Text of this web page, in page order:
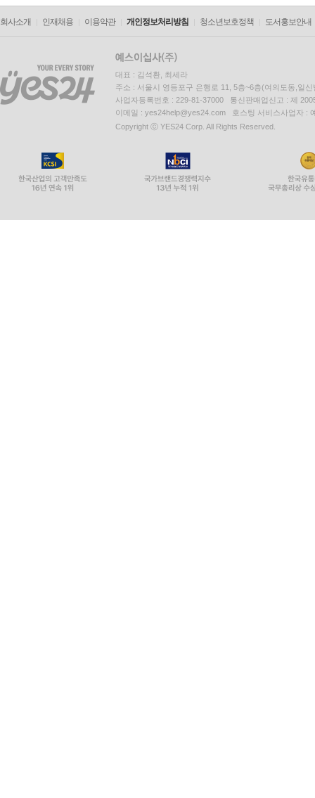
회사소개 인재채용 이용약관 개인정보처리방침 청소년보호정책 도서홍보안내
대표 : 김석환, 최세라
주소 : 서울시 영등포구 은행로 11, 5층~6층(여의도동,일신
사업자등록번호 : 229-81-37000 통신판매업신고 : 제
이메일 : yes24help@yes24.com 호스팅 서비스사업자 :
Copyright ⓒ YES24 Corp. All Rights Reserved.